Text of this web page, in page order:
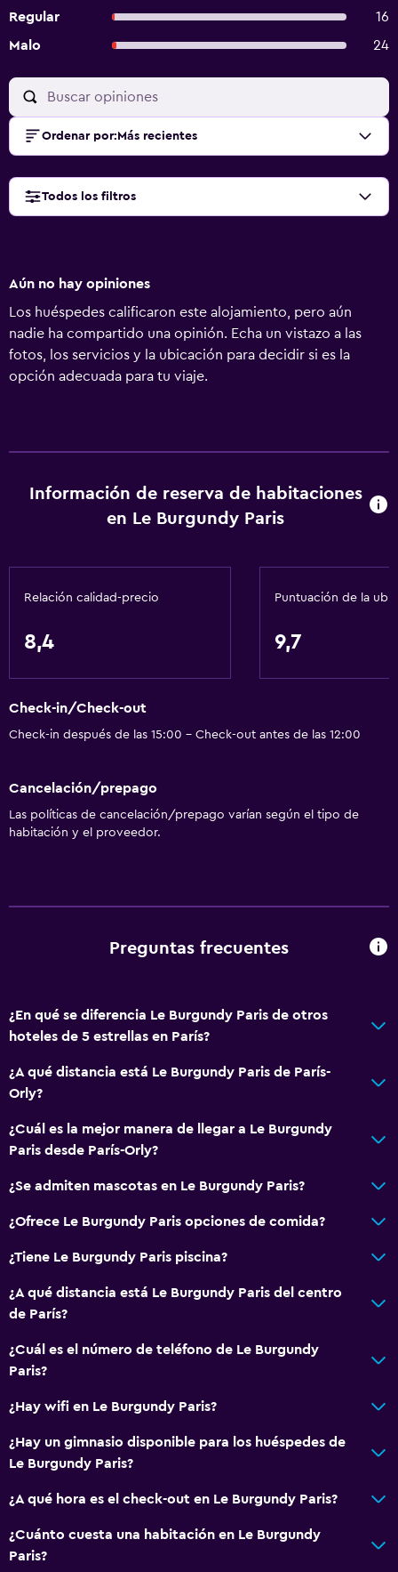
Regular
16
Malo
24
Ordenar por: Más recientes
Todos los filtros
Aún no hay opiniones
Los huéspedes calificaron este alojamiento, pero aún
nadie ha compartido una opinión. Echa un vistazo a las
fotos, los servicios y la ubicación para decidir si es la
opción adecuada para tu viaje.
Información de reserva de habitaciones
en Le Burgundy Paris
Relación calidad-precio
8,4
Puntuación de la
9,7
Check-in/Check-out
Check-in después de las 15:00 - Check-out antes de las 12:00
Cancelación/prepago
Las políticas de cancelación/prepago varían según el tipo de
habitación y el proveedor.
Preguntas frecuentes
¿En qué se diferencia Le Burgundy Paris de otros
hoteles de 5 estrellas en París?
¿A qué distancia está Le Burgundy Paris de París-
Orly?
¿Cuál es la mejor manera de llegar a Le Burgundy
Paris desde París-Orly?
¿Se admiten mascotas en Le Burgundy Paris?
¿Ofrece Le Burgundy Paris opciones de comida?
¿Tiene Le Burgundy Paris piscina?
¿A qué distancia está Le Burgundy Paris del centro
de París?
¿Cuál es el número de teléfono de Le Burgundy
Paris?
¿Hay wifi en Le Burgundy Paris?
¿Hay un gimnasio disponible para los huéspedes de
Le Burgundy Paris?
¿A qué hora es el check-out en Le Burgundy Paris?
¿Cuánto cuesta una habitación en Le Burgundy
Paris?